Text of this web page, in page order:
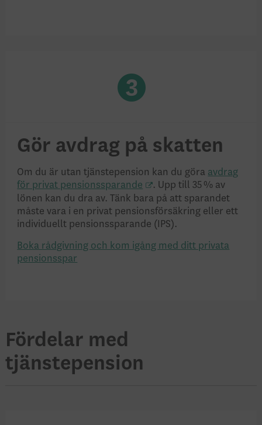
Gör avdrag på skatten
Om du är utan tjänstepension kan du göra avdrag
för privat pensionssparande
. Upp till 35 % av
lönen kan du dra av. Tänk bara på att sparandet
måste vara i en privat pensionsförsäkring eller ett
individuellt pensionssparande (IPS).
Boka rådgivning och kom igång med ditt privata
pensionsspar
Fördelar med
tjänstepension